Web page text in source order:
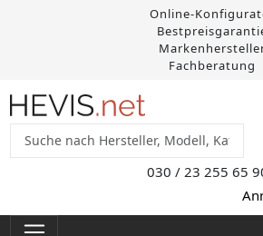
Online-
Fachberatung
030 / 23 255 65